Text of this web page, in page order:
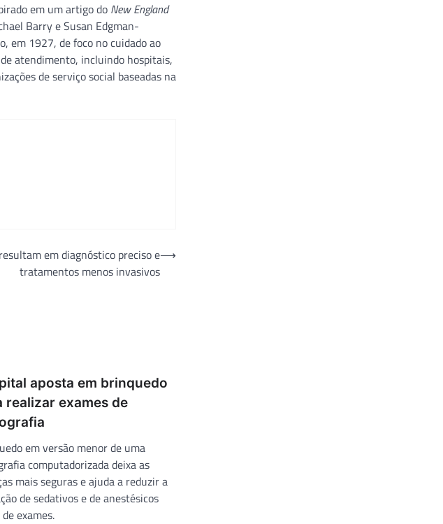
em um artigo do New England
Barry e Susan Edgman-
em 1927, de foco no cuidado ao
atendimento, incluindo hospitais,
de serviço social baseadas na
em diagnóstico preciso e
tratamentos menos invasivos
⟶
aposta em brinquedo
realizar exames de
em versão menor de uma
computadorizada deixa as
mais seguras e ajuda a reduzir a
de sedativos e de anestésicos
exames.